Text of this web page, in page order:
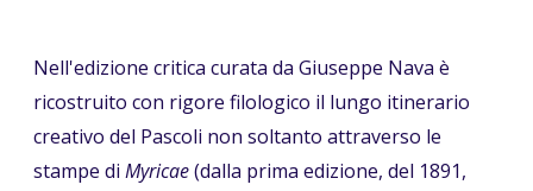
Nell'edizione critica curata da Giuseppe Nava è
ricostruito con rigore filologico il lungo itinerario
creativo del Pascoli non soltanto attraverso le
stampe di Myricae(dalla prima edizione, del 1891,